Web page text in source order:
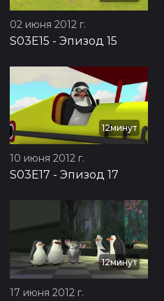
02 июня 2012 г.
S03E15 - Эпизод 15
12минут
10 июня 2012 г.
S03E17 - Эпизод 17
12минут
17 июня 2012 г.